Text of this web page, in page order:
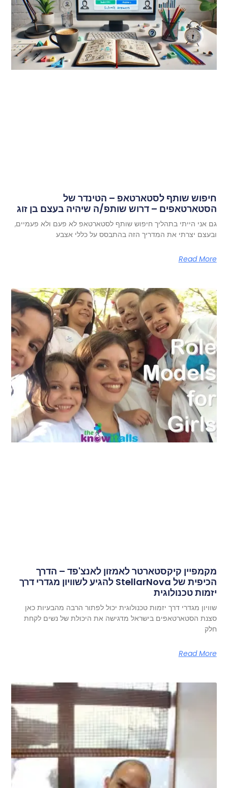
חיפוש שותף לסטארטאפ – הטינדר של
הסטארטאפים – דרוש שותפ/ה שיהיה בעצם בן זוג
גם אני הייתי בתהליך חיפוש שותף לסטארטאפ לא פעם ולא פעמיים,
ובעצם יצרתי את המדריך הזה בהתבסס על כללי אצבע
Read More
מקמפיין קיקסטארטר לאמזון לאנצ'פד – הדרך
הכיפית של StellarNova להגיע לשוויון מגדרי דרך
יזמות טכנולוגית
שוויון מגדרי דרך יזמות טכנולוגית יכול לפתור הרבה מהבעיות כאן
סצנת הסטארטאפים בישראל מדגישה את היכולת של נשים לקחת
חלק
Read More